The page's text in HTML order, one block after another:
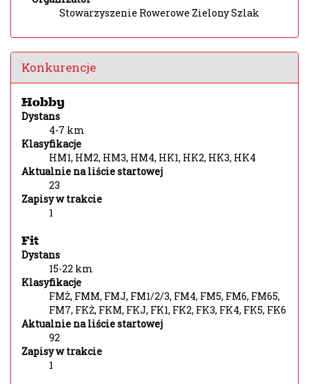
Stowarzyszenie Rowerowe Zielony Szlak
Konkurencje
Hobby
Dystans
4-7 km
Klasyfikacje
HM1, HM2, HM3, HM4, HK1, HK2, HK3, HK4
Aktualnie na liście startowej
23
Zapisy w trakcie
1
Fit
Dystans
15-22 km
Klasyfikacje
FMŻ, FMM, FMJ, FM1/2/3, FM4, FM5, FM6, FM65,
FM7, FKŻ, FKM, FKJ, FK1, FK2, FK3, FK4, FK5, FK6
Aktualnie na liście startowej
92
Zapisy w trakcie
1